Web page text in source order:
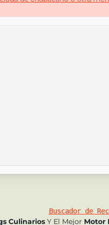
Buscador de
Culinarios Y El Mejor Motor